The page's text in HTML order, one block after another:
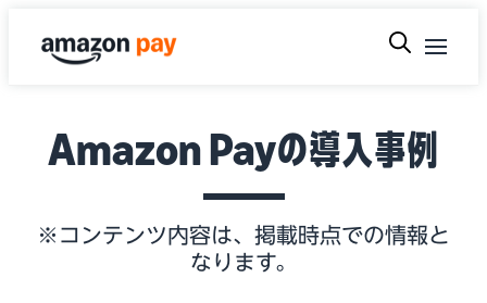
Amazon Payの導入事例
※コンテンツ内容は、掲載時点での情報と
なります。